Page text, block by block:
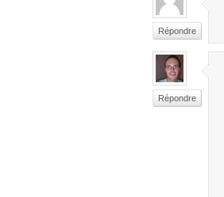
Répondre
Répondre